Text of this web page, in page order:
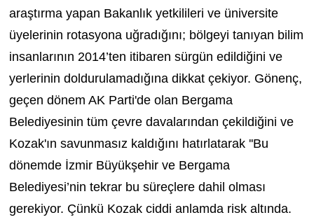
araştırma yapan Bakanlık yetkilileri ve üniversite
üyelerinin rotasyona uğradığını; bölgeyi tanıyan bilim
insanlarının 2014’ten itibaren sürgün edildiğini ve
yerlerinin doldurulamadığına dikkat çekiyor. Gönenç,
geçen dönem AK Parti'de olan Bergama
Belediyesinin tüm çevre davalarından çekildiğini ve
Kozak'ın savunmasız kaldığını hatırlatarak ''Bu
dönemde İzmir Büyükşehir ve Bergama
Belediyesi’nin tekrar bu süreçlere dahil olması
gerekiyor. Çünkü Kozak ciddi anlamda risk altında.